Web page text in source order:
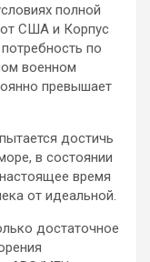
полной
США и Корпус
по
военном
превышает
достичь
в состоянии
время
от идеальной.
достаточное